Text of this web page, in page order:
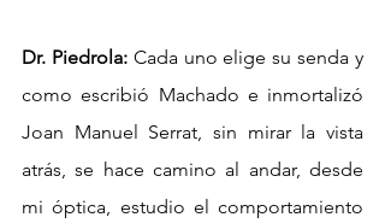
Dr. Piedrola: Cada uno elige su senda y
como escribió Machado e inmortalizó
Joan Manuel Serrat, sin mirar la vista
atrás, se hace camino al andar, desde
mi óptica, estudio el comportamiento